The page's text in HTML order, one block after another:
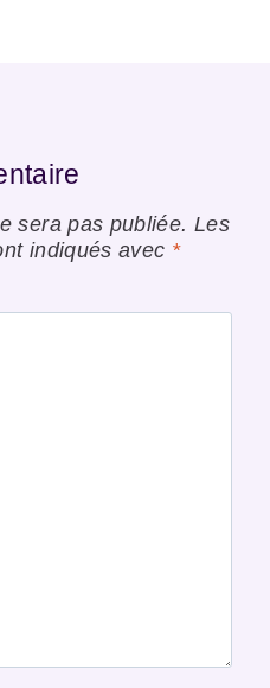
sera pas publiée. Les
indiqués avec *